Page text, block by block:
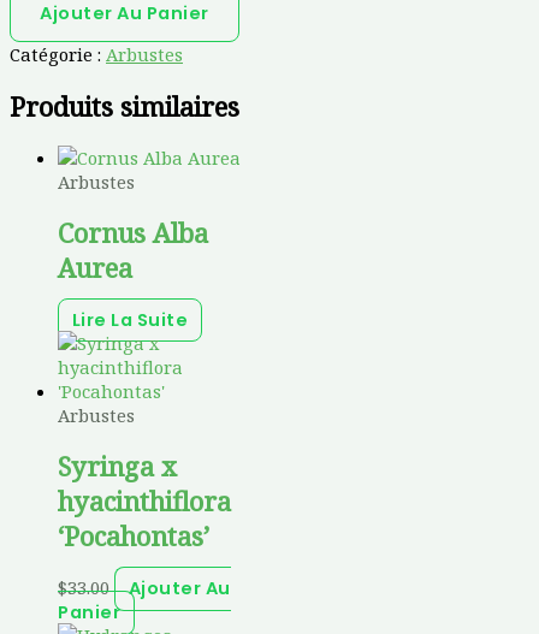
Ajouter Au Panier
Catégorie : Arbustes
Produits similaires
Arbustes
Cornus Alba
Aurea
Lire La Suite
Arbustes
Syringa x
hyacinthiflora
‘Pocahontas’
$33.00
Ajouter Au
Panier